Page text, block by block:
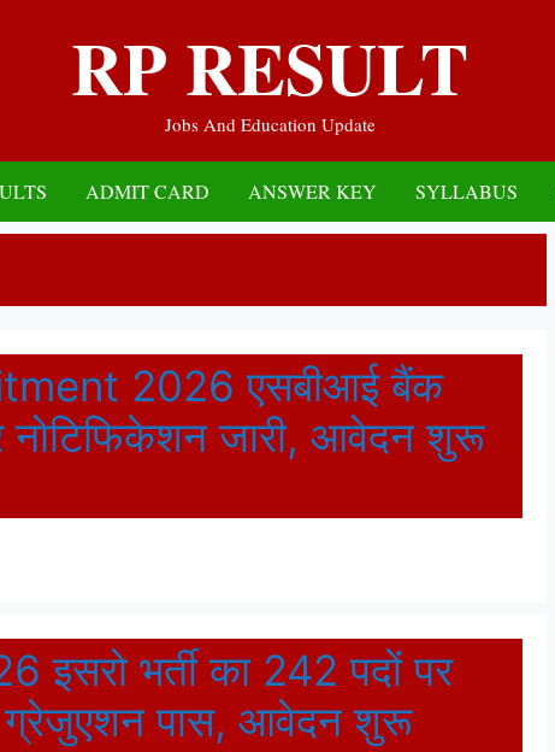
RP RESULT
Jobs And Education Update
ADMIT CARD ANSWER KEY SYLLABUS
2026 एसबीआई बैंक
नोटिफिकेशन जारी, आवेदन शुरू
भर्ती का 242 पदों पर
ग्रेजुएशन पास, आवेदन शुरू